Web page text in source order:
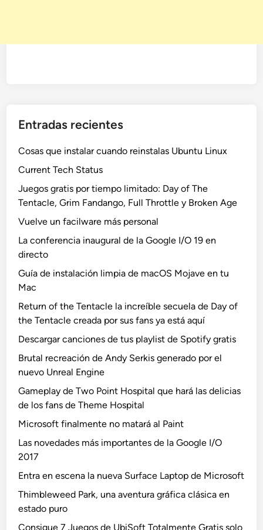
Entradas recientes
Cosas que instalar cuando reinstalas Ubuntu Linux
Current Tech Status
Juegos gratis por tiempo limitado: Day of The
Tentacle, Grim Fandango, Full Throttle y Broken Age
Vuelve un facilware más personal
La conferencia inaugural de la Google I/O 19 en
directo
Guía de instalación limpia de macOS Mojave en tu
Mac
Return of the Tentacle la increíble secuela de Day of
the Tentacle creada por sus fans ya está aquí
Descargar canciones de tus playlist de Spotify gratis
Brutal recreación de Andy Serkis generado por el
nuevo Unreal Engine
Gameplay de Two Point Hospital que hará las delicias
de los fans de Theme Hospital
Microsoft finalmente no matará al Paint
Las novedades más importantes de la Google I/O
2017
Entra en escena la nueva Surface Laptop de Microsoft
Thimbleweed Park, una aventura gráfica clásica en
estado puro
Consigue 7 Juegos de UbiSoft Totalmente Gratis solo